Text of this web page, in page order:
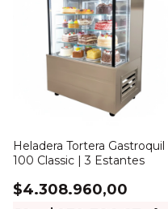
Heladera Tortera Gastroquil |
100 Classic | 3 Estantes
$4.308.960,00